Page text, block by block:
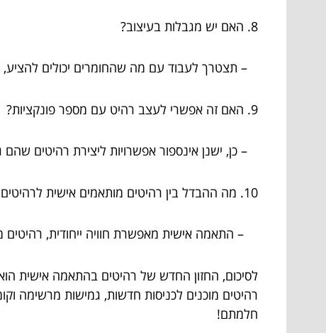
8. האם יש מגבלות בעיצוב?
– תצטרך לעבוד עם מה שהחומרים יכולים
9. האם זה אפשרי לעצב רהיט עם מספר פונקציות?
– כן, ישנן אינספור אפשרויות ליצירת רהיטים שהם
10. מה ההבדל בין רהיטים מותאמים אישית לרהיטים מוכנים?
– התאמה אישית מאפשרת חוויה ייחודית,
לסיכום, החזון החדש של רהיטים בהתאמה אישית
רהיטים מוכנים לכניסות חדשות, גמישות מרשימה
חלמתם!